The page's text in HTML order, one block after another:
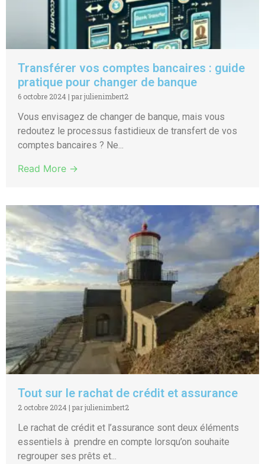
Transférer vos comptes bancaires : guide
pratique pour changer de banque
6 octobre 2024 | par julienimbert2
Vous envisagez de changer de banque, mais vous
redoutez le processus fastidieux de transfert de vos
comptes bancaires ? Ne...
Read More →
Tout sur le rachat de crédit et assurance
2 octobre 2024 | par julienimbert2
Le rachat de crédit et l’assurance sont deux éléments
essentiels à prendre en compte lorsqu’on souhaite
regrouper ses prêts et...